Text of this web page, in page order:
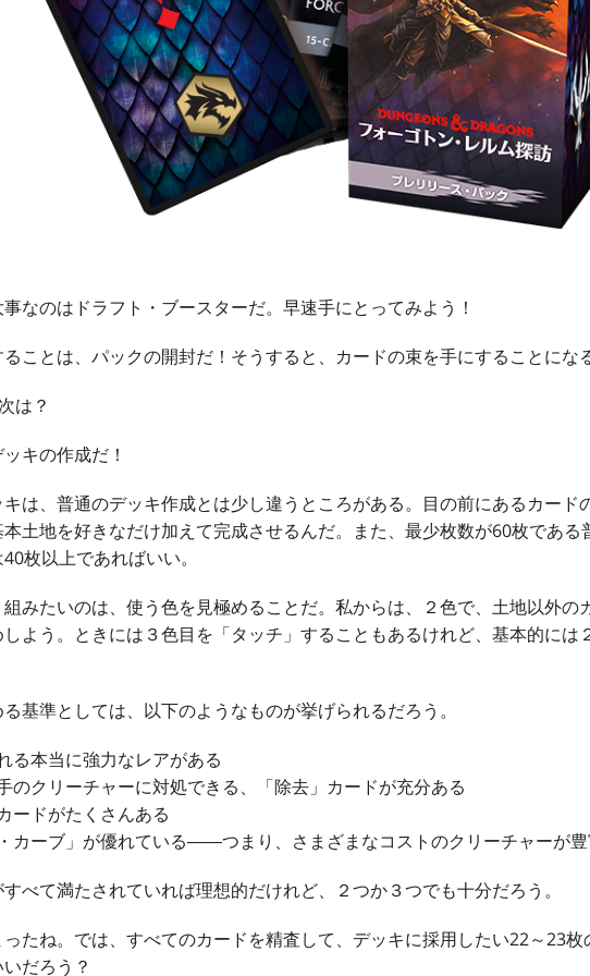
なのはドラフト・ブースターだ。早速手にとってみよう！
ることは、パックの開封だ！そうすると、カードの束を手にすることにな
は？
キの作成だ！
は、普通のデッキ作成とは少し違うところがある。目の前にあるカード
本土地を好きなだけ加えて完成させるんだ。また、最少枚数が60枚であ
枚以上であればいい。
みたいのは、使う色を見極めることだ。私からは、２色で、土地以外の
よう。ときには３色目を「タッチ」することもあるけれど、基本的には
基準としては、以下のようなものが挙げられるだろう。
る本当に強力なレアがある
のクリーチャーに対処できる、「除去」カードが充分ある
ードがたくさんある
・カーブ」が優れている――つまり、さまざまなコストのクリーチャーが
べて満たされていれば理想的だけれど、２つか３つでも十分だろう。
たね。では、すべてのカードを精査して、デッキに採用したい22～23
だろう？